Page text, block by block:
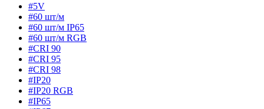
#5V
#60 шт/м
#60 шт/м IP65
#60 шт/м RGB
#CRI 90
#CRI 95
#CRI 98
#IP20
#IP20 RGB
#IP65